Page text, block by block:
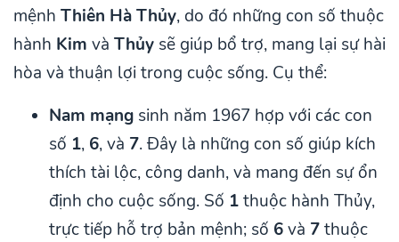
mệnh Thiên Hà Thủy, do đó những con số thuộc
hành Kim và Thủy sẽ giúp bổ trợ, mang lại sự hài
hòa và thuận lợi trong cuộc sống. Cụ thể:
Nam mạng sinh năm 1967 hợp với các con
số 1, 6, và 7. Đây là những con số giúp kích
thích tài lộc, công danh, và mang đến sự ổn
định cho cuộc sống. Số 1thuộc hành Thủy,
trực tiếp hỗ trợ bản mệnh; số 6và 7thuộc